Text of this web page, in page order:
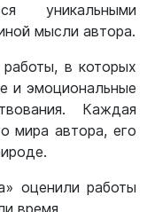
уникальными
мысли автора.
в которых
и эмоциональные
Каждая
мира автора, его
оценили работы
время.